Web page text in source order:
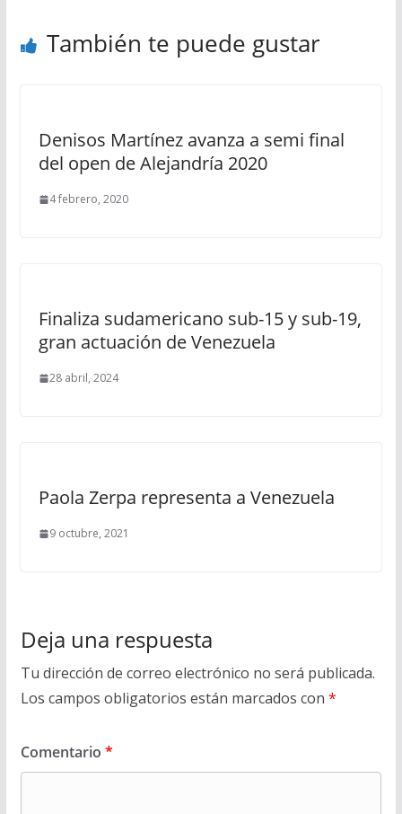
También te puede gustar
Denisos Martínez avanza a semi final
del open de Alejandría 2020
4 febrero, 2020
Finaliza sudamericano sub-15 y sub-19,
gran actuación de Venezuela
28 abril, 2024
Paola Zerpa representa a Venezuela
9 octubre, 2021
Deja una respuesta
Tu dirección de correo electrónico no será publicada.
Los campos obligatorios están marcados con *
Comentario *